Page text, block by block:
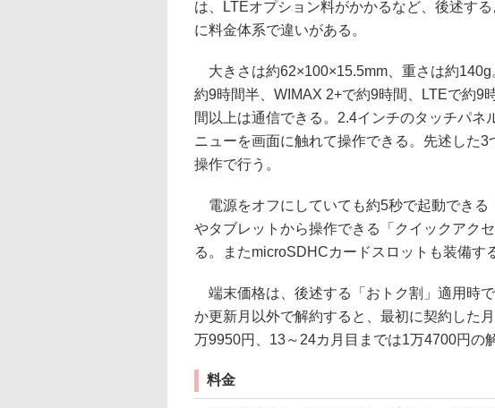
は、LTEオプション料がかかるなど、後述する
に料金体系で違いがある。
大きさは約62×100×15.5mm、重さは約
約9時間半、WIMAX 2+で約9時間、LTEで約9
間以上は通信できる。2.4インチのタッチパネ
ニューを画面に触れて操作できる。先述した
操作で行う。
電源をオフにしていても約5秒で起動できる
やタブレットから操作できる「クイックアク
る。またmicroSDHCカードスロットも装備す
端末価格は、後述する「おトク割」適用時
か更新月以外で解約すると、最初に契約した
万9950円、13～24カ月目までは1万4700円の
料金